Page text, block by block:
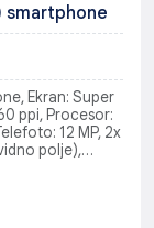
smartphone
Ekran: Super
ppi, Procesor:
12 MP, 2x
polje),